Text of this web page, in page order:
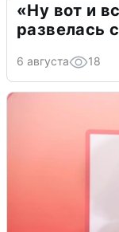
«Ну вот и
развелась
6 августа 18